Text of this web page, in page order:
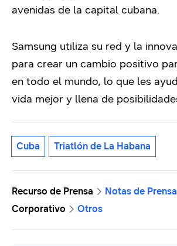
avenidas de la capital cubana.
Samsung utiliza su red y la
para crear un cambio positivo
en todo el mundo, lo que les
vida mejor y llena de
Cuba Triatlón de La Habana
Recurso de Prensa
Notas de Prensa
Corporativo
Otros